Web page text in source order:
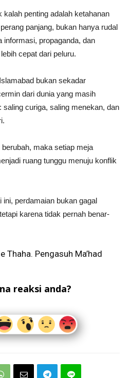
kalah penting adalah ketahanan
panjang, bukan hanya rudal
informasi, propaganda, dan
cepat dari peluru.
bukan sekadar
dari dunia yang masih
saling curiga, saling menekan, dan
maka setiap meja
ruang tunggu menuju konflik
ini, perdamaian bukan gagal
karena tidak pernah benar-
Thaha. Pengasuh Ma’had
reaksi anda?